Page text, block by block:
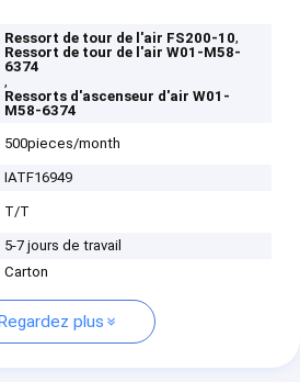
Ressort de tour de l'air FS200-10,
Ressort de tour de l'air W01-M58-
6374
,
Ressorts d'ascenseur d'air W01-
M58-6374
500pieces/month
IATF16949
T/T
5-7 jours de travail
Carton
plus